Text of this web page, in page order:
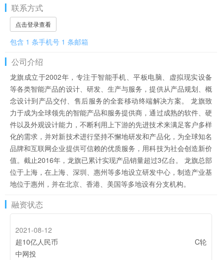
联系方式
点击登录查看
包含 1 条手机号 1 条邮箱
公司介绍
龙旗成立于2002年，专注于智能手机、平板电脑、虚拟现实设备
等各类智能产品的设计、研发、生产与服务，提供从产品规划、概
念设计到产品交付、售后服务的全套移动终端解决方案。 龙旗致
力于成为全球领先的智能产品和服务提供商，通过成熟的软件、硬
件以及外观设计能力，不断利用上下游的先进技术来满足客户多样
化的需求，并对新技术进行坚持不懈地研发和产品化，为全球知名
品牌和互联网企业提供可信赖的优质服务，用科技为社会创造新价
值。截止2016年，龙旗已累计实现产品销量超过3亿台。 龙旗总部
位于上海，在上海、深圳、惠州等多地设立研发中心，制造产业基
地位于惠州，并在北京、香港、美国等多地设有分支机构。
融资状态
2021-08-12
C轮
超10亿人民币
中网投